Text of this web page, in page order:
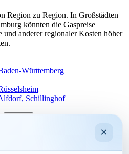
Region zu Region. In Großstädten
könnten die Gaspreise
und anderer regionaler Kosten höher
Württemberg
Schillinghof
×